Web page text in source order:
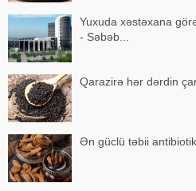
Yuxuda xəstəxana
- Səbəb...
Qarazirə hər dərdin
Ən güclü təbii